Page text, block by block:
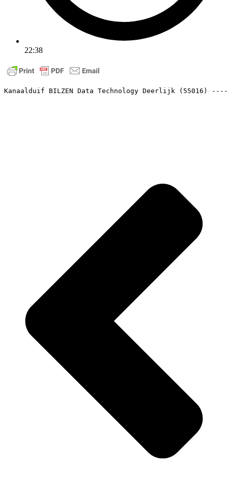
22:38
Kanaalduif BILZEN Data Technology Deerlijk (55016)